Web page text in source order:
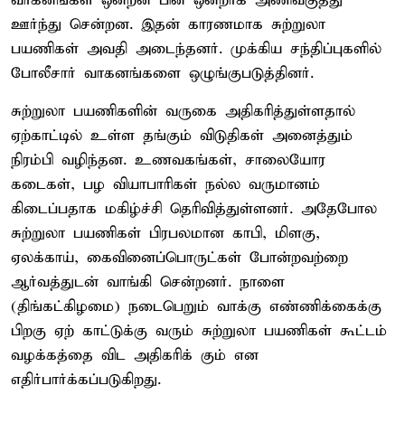
ஊர்ந்து சென்றன. இதன் காரணமாக சுற்றுலா
பயணிகள் அவதி அடைந்தனர். முக்கிய சந்திப்புகளில்
போலீசார் வாகனங்களை ஒழுங்குபடுத்தினர்.
சுற்றுலா பயணிகளின் வருகை அதிகரித்துள்ளதால்
ஏற்காட்டில் உள்ள தங்கும் விடுதிகள் அனைத்தும்
நிரம்பி வழிந்தன. உணவகங்கள், சாலையோர
கடைகள், பழ வியாபாரிகள் நல்ல வருமானம்
கிடைப்பதாக மகிழ்ச்சி தெரிவித்துள்ளனர். அதேபோல
சுற்றுலா பயணிகள் பிரபலமான காபி, மிளகு,
ஏலக்காய், கைவினைப்பொருட்கள் போன்றவற்றை
ஆர்வத்துடன் வாங்கி சென்றனர். நாளை
(திங்கட்கிழமை) நடைபெறும் வாக்கு எண்ணிக்கைக்கு
பிறகு ஏற் காட்டுக்கு வரும் சுற்றுலா பயணிகள் கூட்டம்
வழக்கத்தை விட அதிகரிக் கும் என
எதிர்பார்க்கப்படுகிறது.